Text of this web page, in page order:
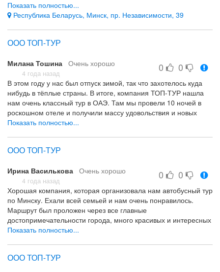
станцевать?».
Одним словом - испорченный отдых. Не рекомендую!
* Некомпетентные РГ и водитель; * Один водитель на 20
Адекватные цены.
У нас нет ни единой претензии.
Показать полностью...
Республика Беларусь, Минск, пр. Независимости, 39
ООО ТОП-ТУР
Милана Тошина Очень хорошо
4 года назад 0 0
В этом году у нас был отпуск зимой, так что захотелось куда
нибудь в тёплые страны. В итоге, компания ТОП-ТУР нашла
нам очень классный тур в ОАЭ. Там мы провели 10 ночей в
роскошном отеле и получили массу удовольствия и новых
впечатлений.
Показать полностью...
ООО ТОП-ТУР
Ирина Василькова Очень хорошо
4 года назад 0 0
Хорошая компания, которая организовала нам автобусный тур
по Минску. Ехали всей семьей и нам очень понравилось.
Маршрут был проложен через все главные
достопримечательности города, много красивых и интересных
мест увидели. Спасибо!
Качество сервиса, цены.
Показать полностью...
ООО ТОП-ТУР